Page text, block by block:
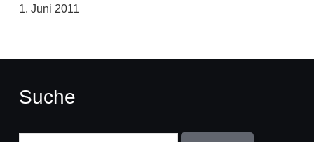
1. Juni 2011
Suche